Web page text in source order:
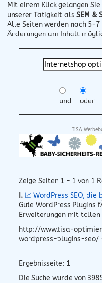
Mit einem Klick gelangen
unserer Tätigkeit als SEM &
Alle Seiten werden nach 5-7
Änderungen am Inhalt
und oder
TISA
Zeige Seiten 1 - 1 von 1
I. 📈 WordPress SEO, die
Gute WordPress Plugins
Erweiterungen mit tollen
http://www.tisa-
wordpress-plugins-seo/
Ergebnisseite: 1
Die Suche wurde von